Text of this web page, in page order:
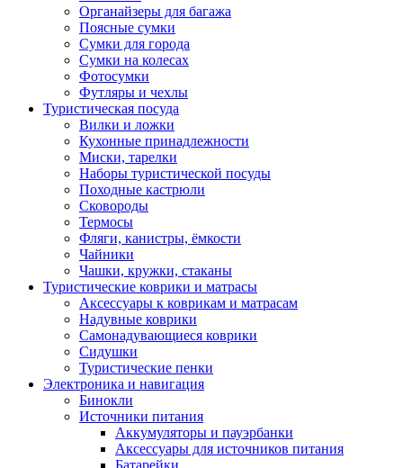
Органайзеры для багажа
Поясные сумки
Сумки для города
Сумки на колесах
Фотосумки
Футляры и чехлы
Туристическая посуда
Вилки и ложки
Кухонные принадлежности
Миски, тарелки
Наборы туристической посуды
Походные кастрюли
Сковороды
Термосы
Фляги, канистры, ёмкости
Чайники
Чашки, кружки, стаканы
Туристические коврики и матрасы
Аксессуары к коврикам и матрасам
Надувные коврики
Самонадувающиеся коврики
Сидушки
Туристические пенки
Электроника и навигация
Бинокли
Источники питания
Аккумуляторы и пауэрбанки
Аксессуары для источников питания
Батарейки